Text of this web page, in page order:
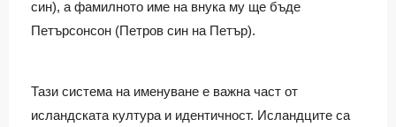
син), а фамилното име на внука му ще бъде
Петърсонсон (Петров син на Петър).
Тази система на именуване е важна част от
исландската култура и идентичност. Исландците са